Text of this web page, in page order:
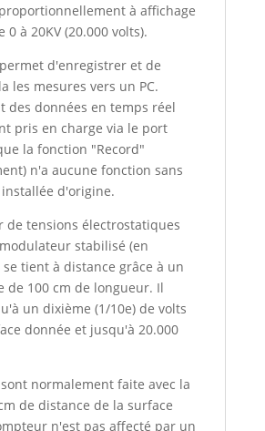
à affichage
0 à 20KV (20.000 volts).
d'enregistrer et de
les mesures vers un PC.
des données en temps réel
pris en charge via le port
la fonction "Record"
n'a aucune fonction sans
d'origine.
de tensions électrostatiques
stabilisé (en
tient à distance grâce à un
de 100 cm de longueur. Il
un dixième (1/10e) de volts
donnée et jusqu'à 20.000
normalement faite avec la
de distance de la surface
n'est pas affecté par un